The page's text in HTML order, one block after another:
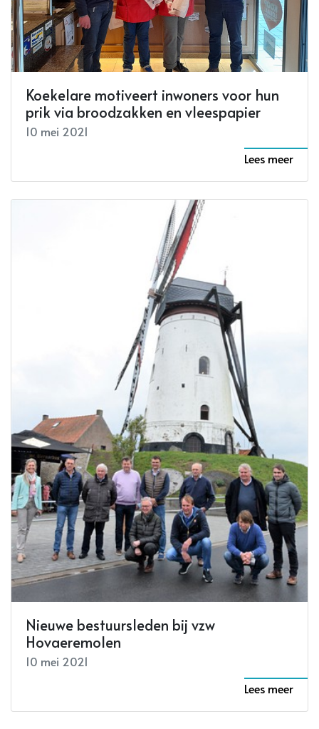
Koekelare motiveert inwoners voor hun
prik via broodzakken en vleespapier
10 mei 2021
Lees meer
Nieuwe bestuursleden bij vzw
Hovaeremolen
10 mei 2021
Lees meer